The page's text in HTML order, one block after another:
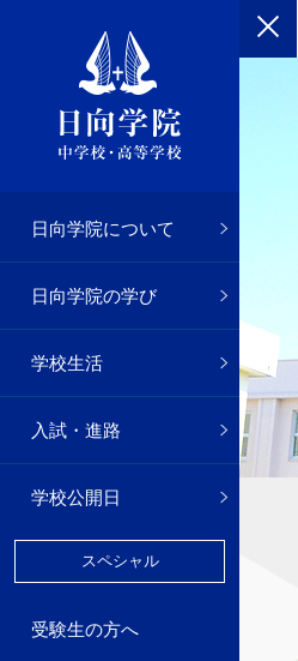
日向学院について
日向学院の学び
学校生活
入試・進路
学校公開日
のあゆみ
教育
2年
高校1年
3年
一日
生徒会
部
ンティア
願い
し込み
優遇措置
スペシャル
受験生の方へ